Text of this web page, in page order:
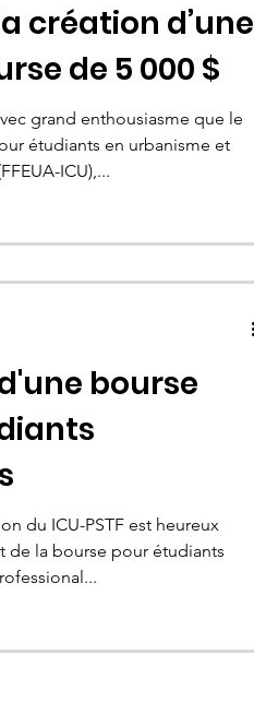
création d’une
de 5 000 $
grand enthousiasme que le
étudiants en urbanisme et
ICU),...
bourse
du ICU-PSTF est heureux
de la bourse pour étudiants